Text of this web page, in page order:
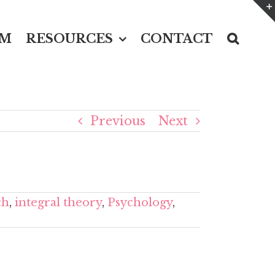
RESOURCES CONTACT
Previous Next
, integral theory, Psychology,